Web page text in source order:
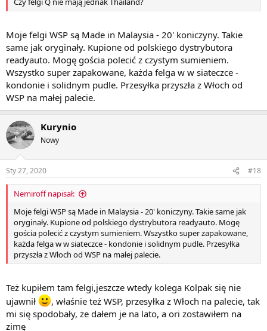
Moje felgi WSP są Made in Malaysia - 20' koniczyny. Takie
same jak oryginały. Kupione od polskiego dystrybutora
readyauto. Mogę gościa polecić z czystym sumieniem.
Wszystko super zapakowane, każda felga w w siateczce -
kondonie i solidnym pudle. Przesyłka przyszła z Włoch od
WSP na małej palecie.
Kurynio
Nowy
Sty 27, 2020 #18
Nemiroff napisał:
Moje felgi WSP są Made in Malaysia - 20' koniczyny. Takie same jak
oryginały. Kupione od polskiego dystrybutora readyauto. Mogę
gościa polecić z czystym sumieniem. Wszystko super zapakowane,
każda felga w w siateczce - kondonie i solidnym pudle. Przesyłka
przyszła z Włoch od WSP na małej palecie.
Też kupiłem tam felgi,jeszcze wtedy kolega Kolpak się nie
ujawnił
, właśnie też WSP, przesyłka z Włoch na palecie, tak
mi się spodobały, że dałem je na lato, a ori zostawiłem na
zimę